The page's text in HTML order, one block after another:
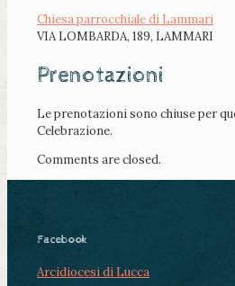
Chiesa parrocchiale di Lammari
VIA LOMBARDA, 189, LAMMARI
Prenotazioni
Le prenotazioni sono chiuse per
Celebrazione.
Comments are closed.
Facebook
Arcidiocesi di Lucca